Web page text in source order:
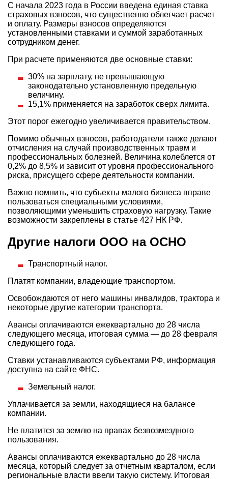
С начала 2023 года в России введена единая ставка
страховых взносов, что существенно облегчает расчет
и оплату. Размеры взносов определяются
установленными ставками и суммой заработанных
сотрудником денег.
При расчете применяются две основные ставки:
30% на зарплату, не превышающую
законодательно установленную предельную
величину.
15,1% применяется на заработок сверх лимита.
Этот порог ежегодно увеличивается правительством.
Помимо обычных взносов, работодатели также делают
отчисления на случай производственных травм и
профессиональных болезней. Величина колеблется от
0,2% до 8,5% и зависит от уровня профессионального
риска, присущего сфере деятельности компании.
Важно помнить, что субъекты малого бизнеса вправе
пользоваться специальными условиями,
позволяющими уменьшить страховую нагрузку. Такие
возможности закреплены в статье 427 НК РФ.
Другие налоги ООО на ОСНО
Транспортный налог.
Платят компании, владеющие транспортом.
Освобождаются от него машины инвалидов, трактора и
некоторые другие категории транспорта.
Авансы оплачиваются ежеквартально до 28 числа
следующего месяца, итоговая сумма — до 28 февраля
следующего года.
Ставки устанавливаются субъектами РФ, информация
доступна на сайте ФНС.
Земельный налог.
Уплачивается за земли, находящиеся на балансе
компании.
Не платится за землю на правах безвозмездного
пользования.
Авансы оплачиваются ежеквартально до 28 числа
месяца, который следует за отчетным кварталом, если
региональные власти ввели такую систему. Итоговая